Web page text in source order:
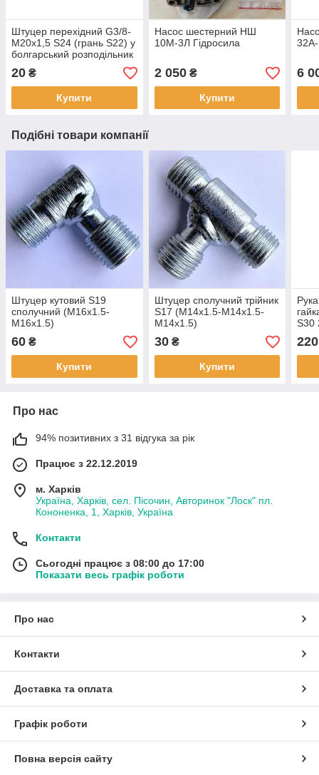
Штуцер перехідний G3/8-
М20х1,5 S24 (грань S22) у
болгарський розподільник
20 ₴
Купити
Насос шестерний НШ
10М-3Л Гідросила
2 050₴
Купити
32А-
6
Подібні товари компанії
Штуцер кутовий S19
сполучний (М16х1.5-
М16х1.5)
60 ₴
Купити
Штуцер сполучний трійник
S17 (М14х1.5-М14х1.5-
М14х1.5)
30₴
Купити
S30
220
Про нас
94% позитивних з 31 відгука за рік
Працює з 22.12.2019
м. Харків
Україна, Харків, сел. Пісочин, Авторинок "Лоск" пл.
Кононенка, 1, Харків, Україна
Контакти
Сьогодні працює з 08:00 до 17:00
Показати весь графік роботи
Про нас
Контакти
Доставка та оплата
Графік роботи
Повна версія сайту